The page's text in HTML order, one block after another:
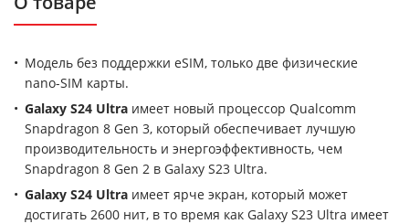
Модель без поддержки eSIM, только две физические
nano-SIM карты.
Galaxy S24 Ultra имеет новый процессор Qualcomm
Snapdragon 8 Gen 3, который обеспечивает лучшую
производительность и энергоэффективность, чем
Snapdragon 8 Gen 2 в Galaxy S23 Ultra.
Galaxy S24 Ultra имеет ярче экран, который может
достигать 2600 нит, в то время как Galaxy S23 Ultra имеет